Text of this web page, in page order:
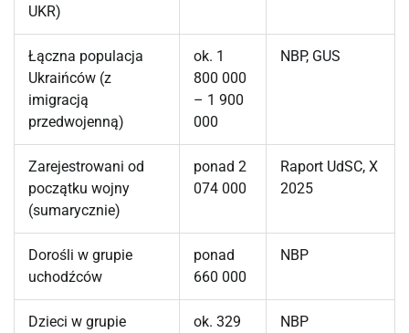
UKR)
Łączna populacja
Ukraińców (z
imigracją
przedwojenną)
ok. 1
800 000
– 1 900
000
NBP, GUS
Zarejestrowani od
początku wojny
(sumarycznie)
ponad 2
074 000
Raport UdSC, X
2025
Dorośli w grupie
uchodźców
ponad
660 000
NBP
Dzieci w grupie
ok. 329
NBP